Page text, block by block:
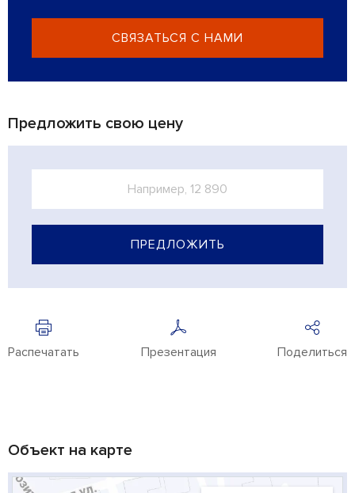
СВЯЗАТЬСЯ С НАМИ
Предложить свою цену
ПРЕДЛОЖИТЬ
Распечатать Презентация Поделиться
Объект на карте